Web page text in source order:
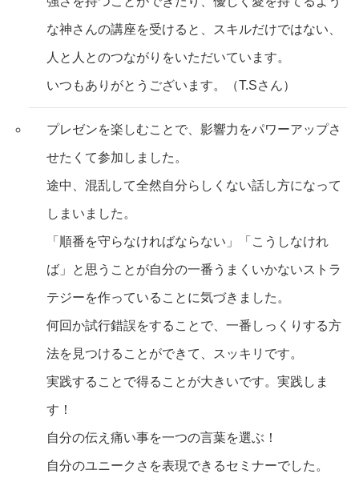
な神さんの講座を受けると、スキルだけではない、
人と人とのつながりをいただいています。
いつもありがとうございます。（T.Sさん）
プレゼンを楽しむことで、影響力をパワーアップさ
せたくて参加しました。
途中、混乱して全然自分らしくない話し方になって
しまいました。
「順番を守らなければならない」「こうしなけれ
ば」と思うことが自分の一番うまくいかないストラ
テジーを作っていることに気づきました。
何回か試行錯誤をすることで、一番しっくりする方
法を見つけることができて、スッキリです。
実践することで得ることが大きいです。実践しま
す！
自分の伝え痛い事を一つの言葉を選ぶ！
自分のユニークさを表現できるセミナーでした。